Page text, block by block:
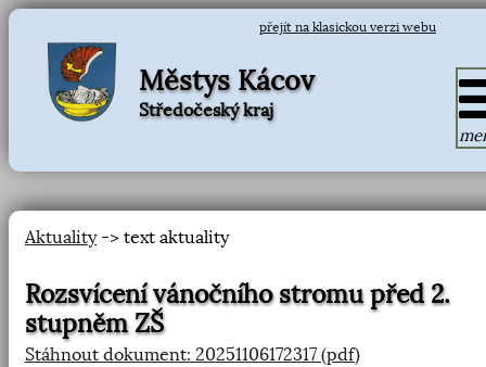
přejít na klasickou verzi webu
Městys Kácov
Středočeský kraj
Aktuality-> text aktuality
Rozsvícení vánočního stromu před 2.
stupněm ZŠ
Stáhnout dokument: 20251106172317 (pdf)